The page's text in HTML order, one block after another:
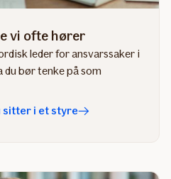
vi ofte hører
leder for ansvarssaker i
du bør tenke på som
sitter i et styre